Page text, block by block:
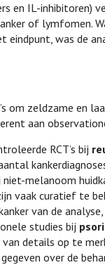
en IL-inhibitoren)
of lymfomen.
eindpunt, was de
om zeldzame
aan
RCT’s bij
melanoom
vaak curatief te
van de
studies bij
details op te
over de